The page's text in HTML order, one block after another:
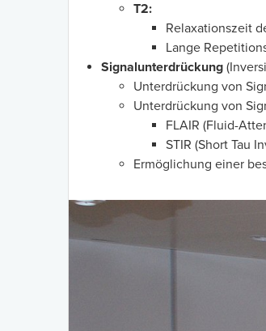
T2:
Relaxationszeit
Lange
Signalunterdrückung
Unterdrückung von
Unterdrückung von
FLAIR (Fluid-
STIR (Short Tau
Ermöglichung einer